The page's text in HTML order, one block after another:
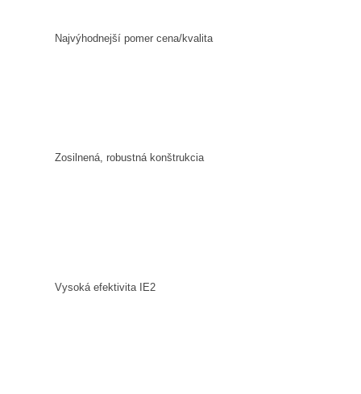
Najvýhodnejší pomer cena/kvalita
Zosilnená, robustná konštrukcia
Vysoká efektivita IE2